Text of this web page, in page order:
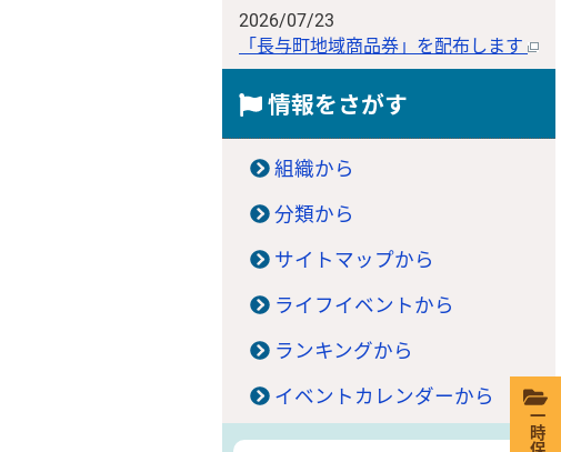
2026/07/23
「長与町地域商品券」を配布します
情報をさがす
組織から
分類から
サイトマップから
ライフイベントから
ランキングから
イベントカレンダーから